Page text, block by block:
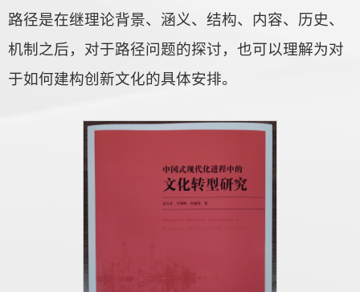
路径是在继理论背景、涵义、结构、内容、历史、
机制之后，对于路径问题的探讨，也可以理解为对
于如何建构创新文化的具体安排。